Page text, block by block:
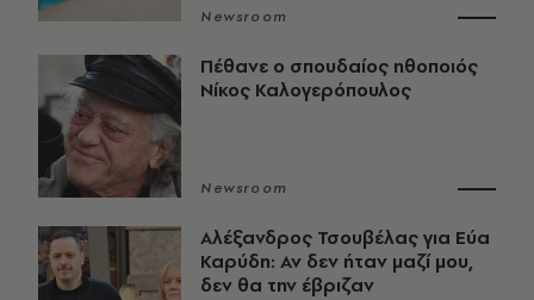
Newsroom
Πέθανε ο σπουδαίος ηθοποιός
Νίκος Καλογερόπουλος
Newsroom
Αλέξανδρος Τσουβέλας για Εύα
Καρύδη: Αν δεν ήταν μαζί μου,
δεν θα την έβριζαν